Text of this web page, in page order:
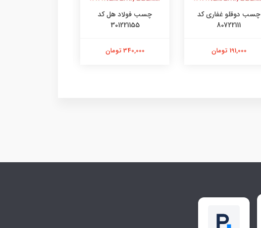
چسب دوقلو غفاری کد
80722111
191,000 تومان
چسب فولاد هل کد
301221155
340,000 تومان